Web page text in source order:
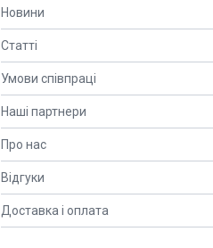
Новини
Статті
Умови співпраці
Наші партнери
Про нас
Відгуки
Доставка і оплата